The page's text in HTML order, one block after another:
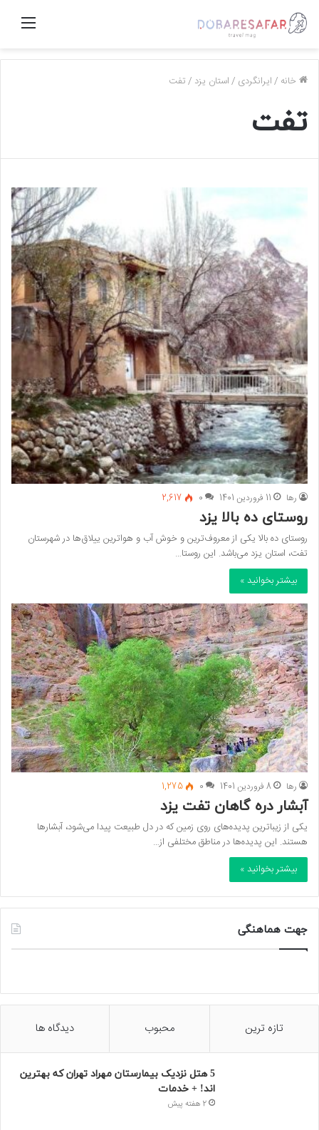
منو
خانه /ایرانگردی /استان یزد /تفت
تفت
رها 11 فروردین 1401 0
2,617
روستای ده بالا یزد
روستای ده بالا یکی از معرو‌ف‌ترین و خوش آب و هوا‌ترین ییلاق‌ها در شهرستان
تفت، استان یزد می‌باشد. این روستا…
بیشتر بخوانید »
رها 8 فروردین 1401 0
1,275
آبشار دره گاهان تفت یزد
یکی از زیبا‌ترین پدیده‌های روی زمین که در دل طبیعت پیدا می‌شود، آبشار‌ها
هستند. این پدیده‌ها در مناطق مختلفی از…
بیشتر بخوانید »
جهت هماهنگی
تازه ترین محبوب دیدگاه ها
5 هتل نزدیک بیمارستان مهراد تهران که بهترین‌
اند! + خدمات
2 هفته پیش